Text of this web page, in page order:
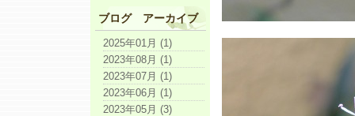
ブログ アーカイブ
2025年01月 (1)
2023年08月 (1)
2023年07月 (1)
2023年06月 (1)
2023年05月 (3)